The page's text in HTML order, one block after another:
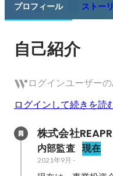
プロフィール ストー
自己紹介
ログインユーザー
ログインして続きを読
株式会社
内部監査 現在
2021年9月 -